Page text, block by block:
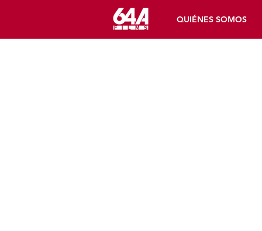
QUIÉNES SOMOS